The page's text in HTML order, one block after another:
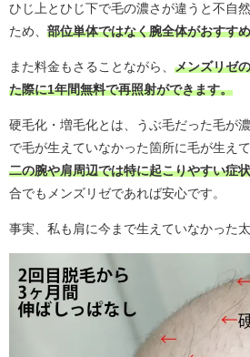
ひじ上とひじ下で毛の濃さが違うと不自
ため、 部位単体ではなく腕全体がおすす
また料金もさることながら、 メンズリゼ
た際に1年間無料で再照射ができます。
硬毛化・増毛化とは、うぶ毛だった毛が
で毛が生えていなかった箇所に毛が生え
二の腕や肩周辺では特に起こりやすい症
合でもメンズリゼであれば安心です。
事実、私も肩に今まで生えていなかった